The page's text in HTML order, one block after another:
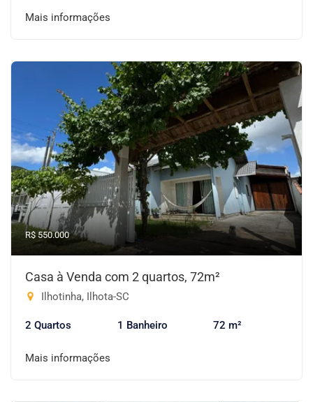
Mais informações
R$ 550.000
Casa à Venda com 2 quartos, 72m²
Ilhotinha, Ilhota-SC
2 Quartos 1 Banheiro 72 m²
Mais informações